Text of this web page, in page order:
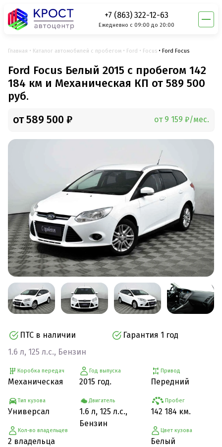
+7 (863) 322-12-63
Ежедневно с 09:00 до 20:00
Главная Каталог автомобилей с пробегом Ford Focus Ford Focus
Ford Focus Белый 2015 с пробегом 142
184 км и Механическая КП от 589 500
руб.
от 589 500 ₽ от 9 159 ₽/мес.
ПТС в наличии
Гарантия 1 год
1.6 л, 125 л.с., Бензин
Коробка передач
Механическая
Тип кузова
Универсал
Кол-во владельцев
2 владельца
Год выпуска
2015 год.
Двигатель
1.6 л, 125 л.с.,
Бензин
Привод
Передний
Пробег
142 184 км.
Цвет кузова
Белый